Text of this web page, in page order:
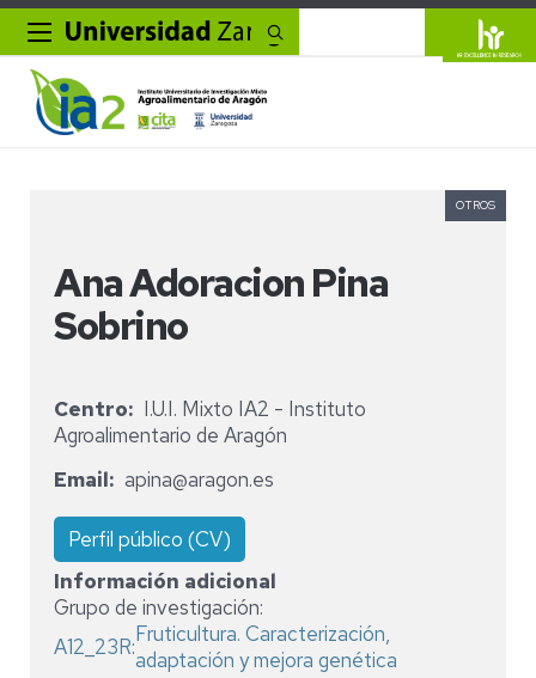
Ana Adoracion Pina
Sobrino
OTROS
Centro
I.U.I. Mixto IA2 - Instituto
Agroalimentario de Aragón
Email
apina@aragon.es
Perfil público (CV)
Información adicional
Grupo de investigación:
A12_23R:Fruticultura. Caracterización,
adaptación y mejora genética